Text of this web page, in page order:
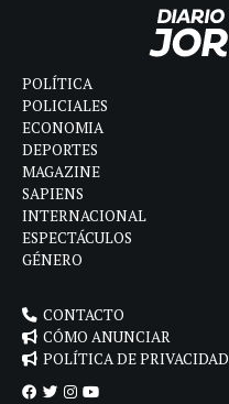
POLÍTICA
POLICIALES
ECONOMIA
DEPORTES
MAGAZINE
SAPIENS
INTERNACIONAL
ESPECTÁCULOS
GÉNERO
CONTACTO
CÓMO ANUNCIAR
POLÍTICA DE PRIVACIDAD